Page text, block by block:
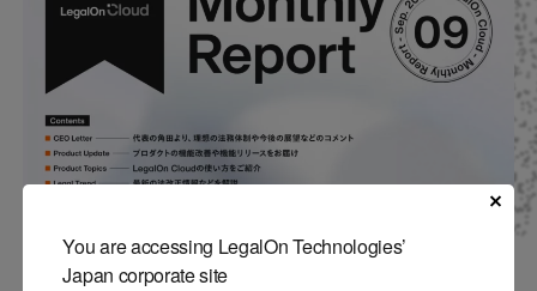
You are accessing LegalOn Technologies’
Japan corporate site
https://www.legalon-cloud.com/news/69